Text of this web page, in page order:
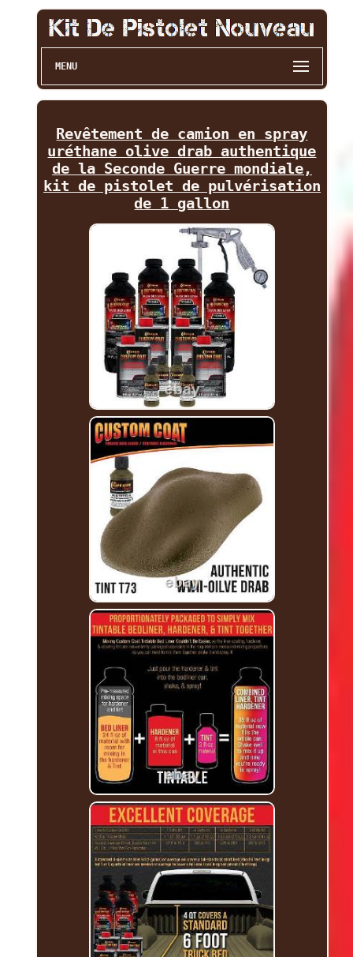
MENU
Revêtement de camion en spray
uréthane olive drab authentique
de la Seconde Guerre mondiale,
kit de pistolet de pulvérisation
de 1 gallon